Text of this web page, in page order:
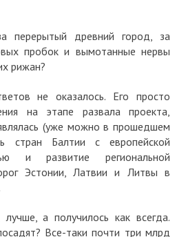
перерытый древний город, за
пробок и вымотанные нервы
рижан?
не оказалось. Его просто
на этапе развала проекта,
(уже можно в прошедшем
стран Балтии с европейской
и развитие региональной
Эстонии, Латвии и Литвы в
а получилось как всегда.
Все-таки почти три млрд